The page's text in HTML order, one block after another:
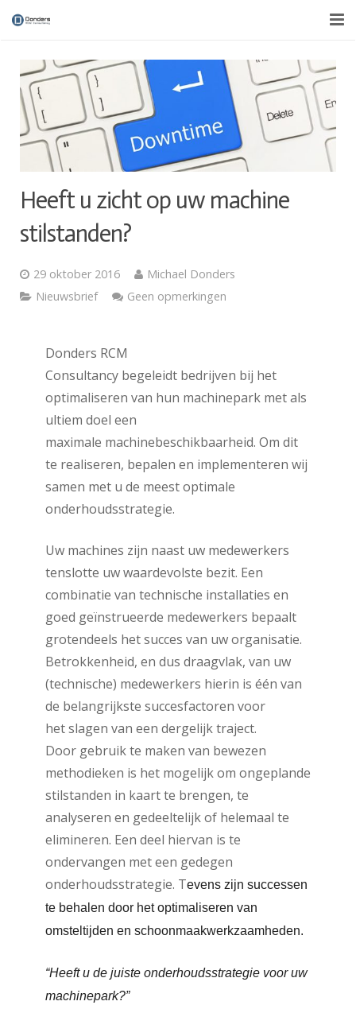
Over ons
Diensten
Nieuws
Contact
Heeft u zicht op uw machine
stilstanden?
29 oktober 2016
Michael Donders
Nieuwsbrief
Geen opmerkingen
Donders RCM
Consultancy begeleidt bedrijven bij het
optimaliseren van hun machinepark met als
ultiem doel een
maximale machinebeschikbaarheid. Om dit
te realiseren, bepalen en implementeren wij
samen met u de meest optimale
onderhoudsstrategie.
Uw machines zijn naast uw medewerkers
tenslotte uw waardevolste bezit. Een
combinatie van technische installaties en
goed geïnstrueerde medewerkers bepaalt
grotendeels het succes van uw organisatie.
Betrokkenheid, en dus draagvlak, van uw
(technische) medewerkers hierin is één van
de belangrijkste succesfactoren voor
het slagen van een dergelijk traject.
Door gebruik te maken van bewezen
methodieken is het mogelijk om ongeplande
stilstanden in kaart te brengen, te
analyseren en gedeeltelijk of helemaal te
elimineren. Een deel hiervan is te
ondervangen met een gedegen
onderhoudsstrategie. Tevens zijn successen
te behalen door het optimaliseren van
omsteltijden en schoonmaakwerkzaamheden.
“Heeft u de juiste onderhoudsstrategie voor uw
machinepark?”